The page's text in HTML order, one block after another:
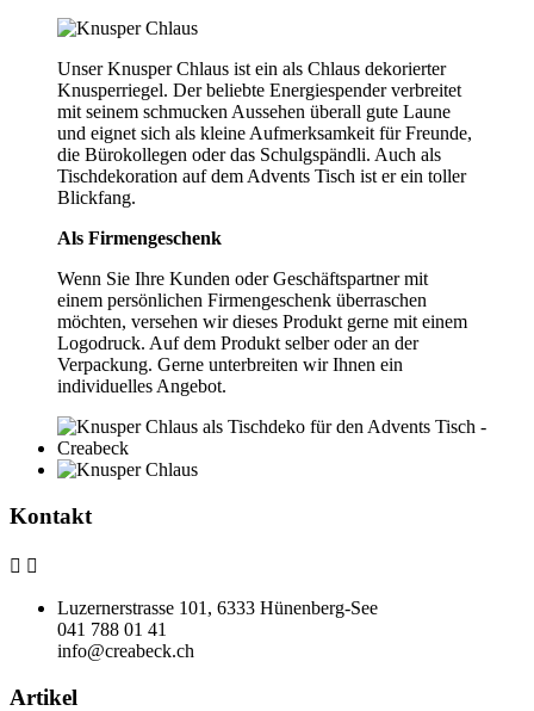
Unser Knusper Chlaus ist ein als Chlaus dekorierter
Knusperriegel. Der beliebte Energiespender verbreitet
mit seinem schmucken Aussehen überall gute Laune
und eignet sich als kleine Aufmerksamkeit für Freunde,
die Bürokollegen oder das Schulgspändli. Auch als
Tischdekoration auf dem Advents Tisch ist er ein toller
Blickfang.
Als Firmengeschenk
Wenn Sie Ihre Kunden oder Geschäftspartner mit
einem persönlichen Firmengeschenk überraschen
möchten, versehen wir dieses Produkt gerne mit einem
Logodruck. Auf dem Produkt selber oder an der
Verpackung. Gerne unterbreiten wir Ihnen ein
individuelles Angebot.
Kontakt
 
Luzernerstrasse 101, 6333 Hünenberg-See
041 788 01 41
info@creabeck.ch
Artikel